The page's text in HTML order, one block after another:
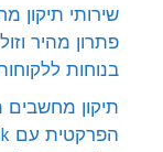
שירותי תיקון
פתרון מהיר
בנוחות
תיקון